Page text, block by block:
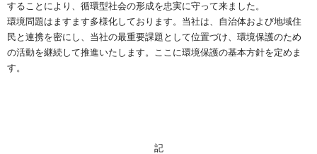
することにより、循環型社会の形成を忠実に守って来ました。
環境問題はますます多様化しております。当社は、自治体および地域住
民と連携を密にし、当社の最重要課題として位置づけ、環境保護のため
の活動を継続して推進いたします。ここに環境保護の基本方針を定めま
す。
記